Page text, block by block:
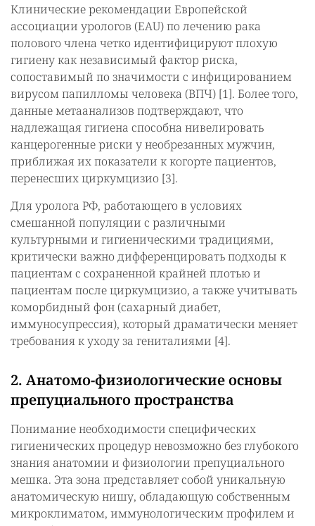
Клинические рекомендации Европейской
ассоциации урологов (EAU) по лечению рака
полового члена четко идентифицируют плохую
гигиену как независимый фактор риска,
сопоставимый по значимости с инфицированием
вирусом папилломы человека (ВПЧ) [1]. Более того,
данные метаанализов подтверждают, что
надлежащая гигиена способна нивелировать
канцерогенные риски у необрезанных мужчин,
приближая их показатели к когорте пациентов,
перенесших циркумцизио [3].
Для уролога РФ, работающего в условиях
смешанной популяции с различными
культурными и гигиеническими традициями,
критически важно дифференцировать подходы к
пациентам с сохраненной крайней плотью и
пациентам после циркумцизио, а также учитывать
коморбидный фон (сахарный диабет,
иммуносупрессия), который драматически меняет
требования к уходу за гениталиями [4].
2. Анатомо-физиологические основы
препуциального пространства
Понимание необходимости специфических
гигиенических процедур невозможно без глубокого
знания анатомии и физиологии препуциального
мешка. Эта зона представляет собой уникальную
анатомическую нишу, обладающую собственным
микроклиматом, иммунологическим профилем и